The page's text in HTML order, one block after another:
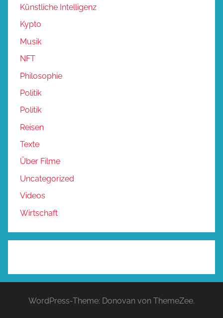
Künstliche Intelligenz
Kypto
Musik
NFT
Philosophie
Politik
Politik
Reisen
Texte
Über Filme
Uncategorized
Videos
Wirtschaft
WordPress-Theme: Donovan von ThemeZee.